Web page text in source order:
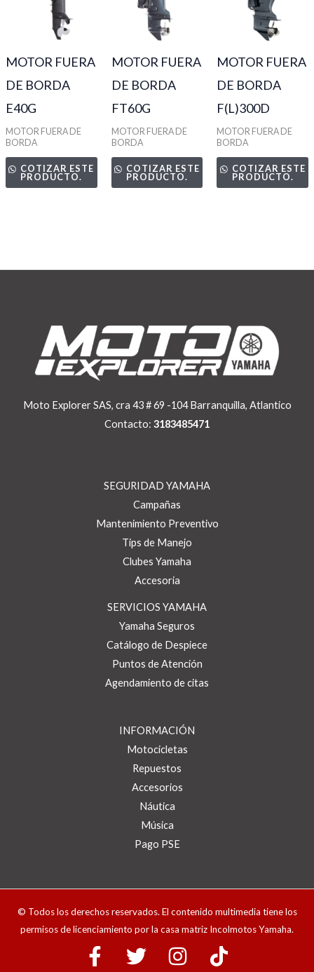
MOTOR FUERA
DE BORDA
E40G
MOTOR FUERA DE
BORDA
COTIZAR ESTE
PRODUCTO.
MOTOR FUERA
DE BORDA
FT60G
MOTOR FUERA DE
BORDA
COTIZAR ESTE
PRODUCTO.
MOTOR FUERA
DE BORDA
F(L)300D
MOTOR FUERA DE
BORDA
COTIZAR ESTE
PRODUCTO.
Moto Explorer SAS, cra 43 # 69 -104 Barranquilla, Atlantico
Contacto: 3183485471
SEGURIDAD YAMAHA
Campañas
Mantenimiento Preventivo
Tips de Manejo
Clubes Yamaha
Accesoria
SERVICIOS YAMAHA
Yamaha Seguros
Catálogo de Despiece
Puntos de Atención
Agendamiento de citas
INFORMACIÓN
Motocicletas
Repuestos
Accesorios
Náutica
Música
Pago PSE
© Todos los derechos reservados. El contenido multimedia tiene los
permisos de licenciamiento por la casa matriz Incolmotos Yamaha.